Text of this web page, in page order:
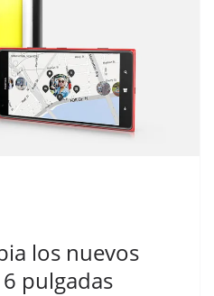
los nuevos
pulgadas